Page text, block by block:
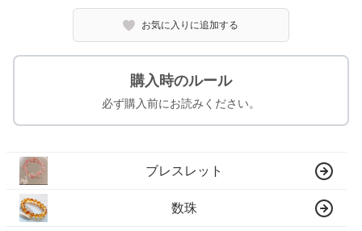
お気に入りに追加する
購入時のルール
必ず購入前にお読みください。
ブレスレット
数珠